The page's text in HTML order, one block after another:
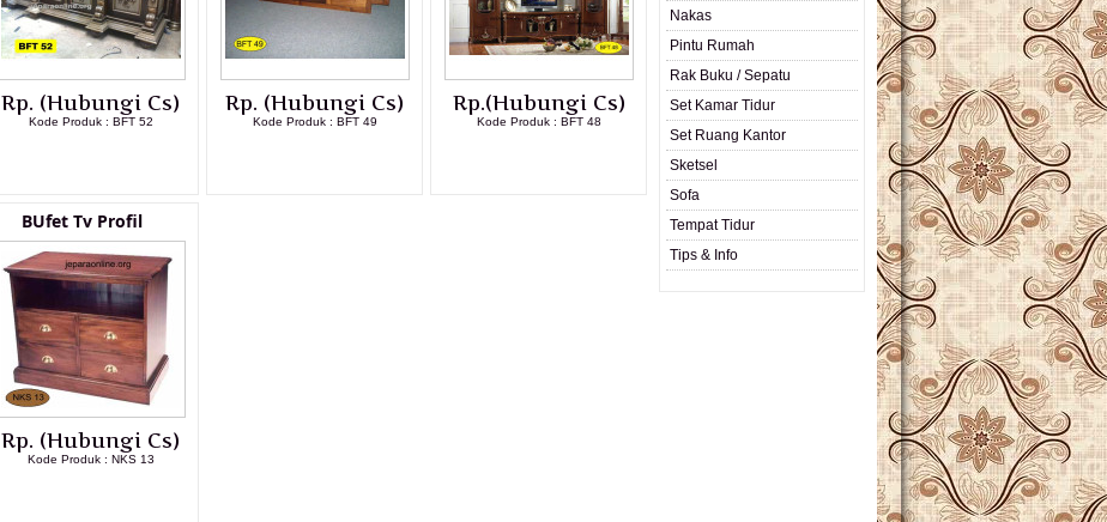
Rp. (Hubungi Cs)
Kode Produk : BFT 52
Rp. (Hubungi Cs)
Kode Produk : BFT 49
Rp.(Hubungi Cs)
Kode Produk : BFT 48
BUfet Tv Profil
Rp. (Hubungi Cs)
Kode Produk : NKS 13
Nakas
Pintu Rumah
Rak Buku / Sepatu
Set Kamar Tidur
Set Ruang Kantor
Sketsel
Sofa
Tempat Tidur
Tips & Info